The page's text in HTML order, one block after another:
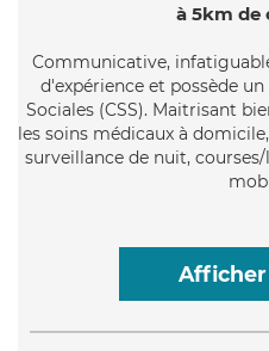
à 5km de
Communicative,
d'expérience et possède
Sociales (CSS). Maitrisant
les soins médicaux à
surveillance de nuit,